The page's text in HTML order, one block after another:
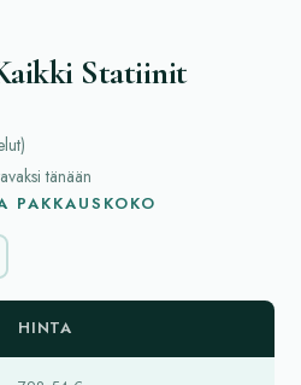
Statiinit
)
tänään
PAKKAUSKOKO
HINTA